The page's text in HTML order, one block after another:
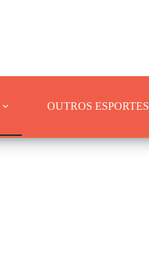
OUTROS ESPORTES